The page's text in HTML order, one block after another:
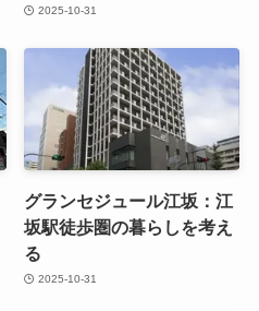
2025-10-31
グランセジュール江坂：江
坂駅徒歩圏の暮らしを考え
る
2025-10-31